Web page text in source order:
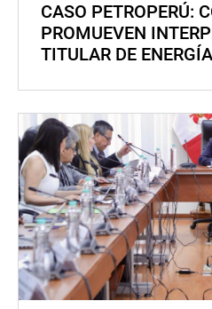
CASO PETROPERÚ:
PROMUEVEN
TITULAR DE